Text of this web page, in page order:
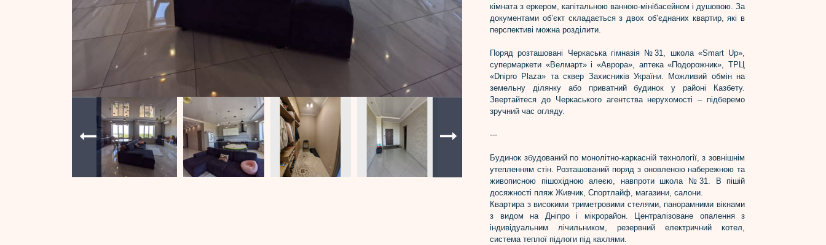
кімната з еркером, капітальною ванною-мінібасейном і душовою. За
документами об’єкт складається з двох об’єднаних квартир, які в
перспективі можна розділити.
Поряд розташовані Черкаська гімназія №31, школа «Smart Up»,
супермаркети «Велмарт» і «Аврора», аптека «Подорожник», ТРЦ
«Dnipro Plaza» та сквер Захисників України. Можливий обмін на
земельну ділянку або приватний будинок у районі Казбету.
Звертайтеся до Черкаського агентства нерухомості – підберемо
зручний час огляду.
---
Будинок збудований по монолітно-каркасній технології, з зовнішнім
утепленням стін. Розташований поряд з оновленою набережною та
живописною пішохідною алеєю, навпроти школа №31. В пішій
досяжності пляж Живчик, Спортлайф, магазини, салони.
Квартира з високими триметровими стелями, панорамними вікнами
з видом на Дніпро і мікрорайон. Централізоване опалення з
індивідуальним лічильником, резервний електричний котел,
система теплої підлоги під кахлями.